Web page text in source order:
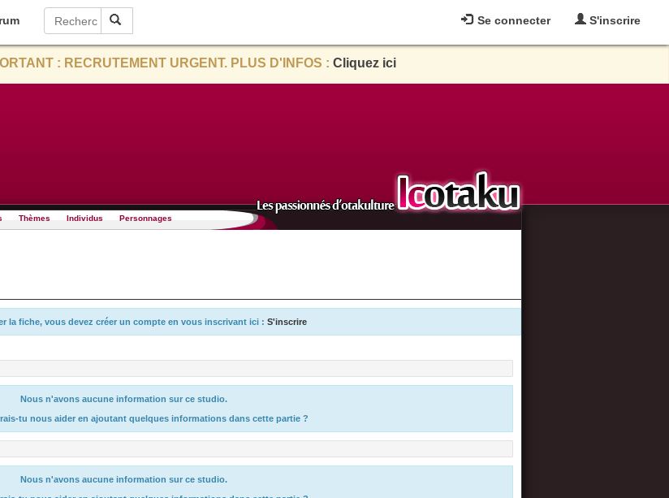
Se connecter S'inscrire
: RECRUTEMENT URGENT. PLUS D'INFOS : Cliquez ici
Thèmes Individus Personnages
la fiche, vous devez créer un compte en vous inscrivant ici : S'inscrire
Nous n'avons aucune information sur ce studio.
tu nous aider en ajoutant quelques informations dans cette partie ?
Nous n'avons aucune information sur ce studio.